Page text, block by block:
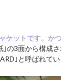
ケットです。か
｣の3面から構成
｣と呼ばれてい